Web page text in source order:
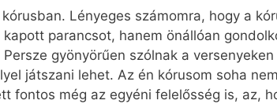
Lényeges számomra, hogy a
parancsot, hanem önállóan
gyönyörűen szólnak a
játszani lehet. Az én kórusom soha
fontos még az egyéni felelősség is, az,